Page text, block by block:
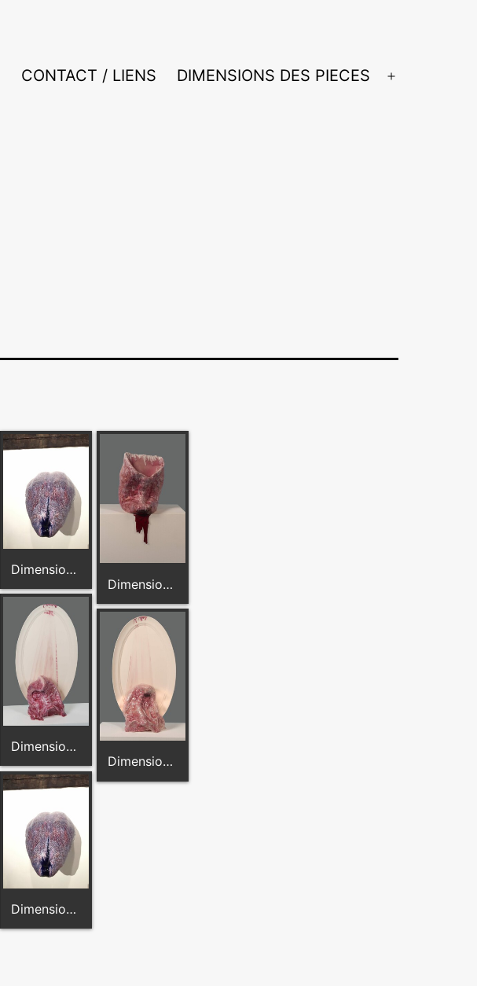
CONTACT / LIENS DIMENSIONS DES PIECES
Dimension: 110 cm x 70 cm
Dimension: 38 cm x 28 cm
Dimension: 100 cm x 50 cm
Dimension: 100 cm x 50 cm
Dimension: 110 cm x 70 cm